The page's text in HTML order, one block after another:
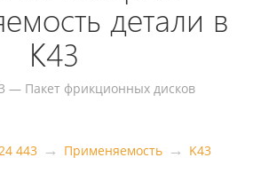
детали в
K43
— Пакет фрикционных дисков
443 → Применяемость → K43